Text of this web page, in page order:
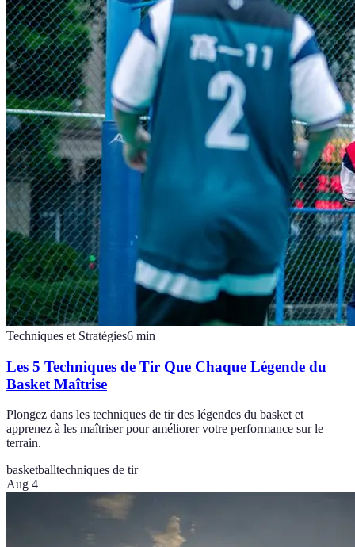
Techniques et Stratégies6 min
Les 5 Techniques de Tir Que Chaque Légende du
Basket Maîtrise
Plongez dans les techniques de tir des légendes du basket et
apprenez à les maîtriser pour améliorer votre performance sur le
terrain.
basketballtechniques de tir
Aug 4